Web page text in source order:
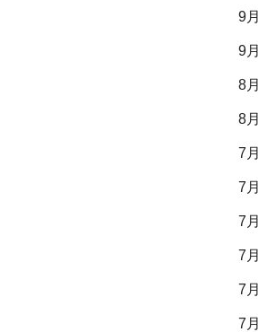
9月
9月
8月
8月
7月
7月
7月
7月
7月
7月